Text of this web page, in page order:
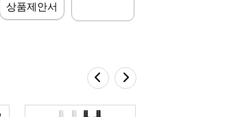
상품제안서